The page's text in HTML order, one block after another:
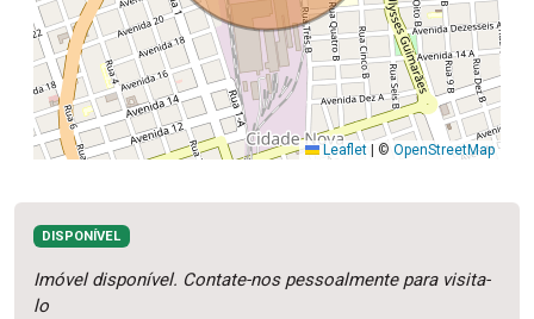
Leaflet © OpenStreetMap
DISPONÍVEL
Imóvel disponível. Contate-nos pessoalmente para visita-
lo